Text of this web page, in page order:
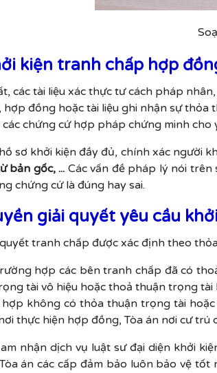
kiện tranh chấp hợp
các tài liệu xác thực tư cách pháp
hợp đồng hoặc tài liệu ghi nhận sự
các chứng cứ hợp pháp chứng minh cho
sơ khởi kiện đầy đủ, chính xác người
bản gốc, ... Các vấn đề pháp lý nói trên
chứng cứ là đúng hay sai.
giải quyết yêu cầu
tranh chấp được xác định theo
hợp các bên tranh chấp đã có
tài vô hiệu hoặc thoả thuận trọng
không có thỏa thuận trọng tài
thực hiện hợp đồng, Tòa án nơi cư
nhận dịch vụ luật sư đại diện khởi
án các cấp đảm bảo luôn bảo vệ